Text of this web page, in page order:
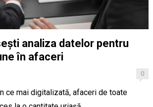
analiza datelor pentru
în afaceri
0
ce mai digitalizată, afaceri de toate